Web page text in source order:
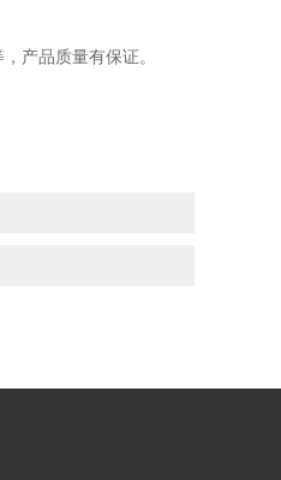
产品质量有保证。